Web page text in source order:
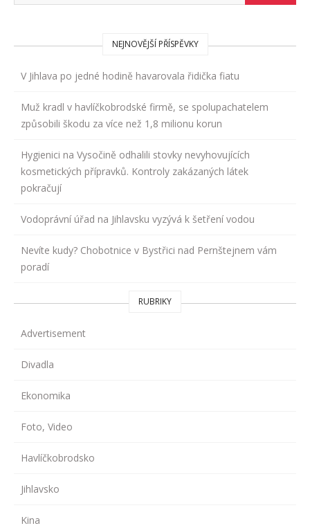
NEJNOVĚJŠÍ PŘÍSPĚVKY
V Jihlava po jedné hodině havarovala řidička fiatu
Muž kradl v havlíčkobrodské firmě, se spolupachatelem
způsobili škodu za více než 1,8 milionu korun
Hygienici na Vysočině odhalili stovky nevyhovujících
kosmetických přípravků. Kontroly zakázaných látek
pokračují
Vodoprávní úřad na Jihlavsku vyzývá k šetření vodou
Nevíte kudy? Chobotnice v Bystřici nad Pernštejnem vám
poradí
RUBRIKY
Advertisement
Divadla
Ekonomika
Foto, Video
Havlíčkobrodsko
Jihlavsko
Kina